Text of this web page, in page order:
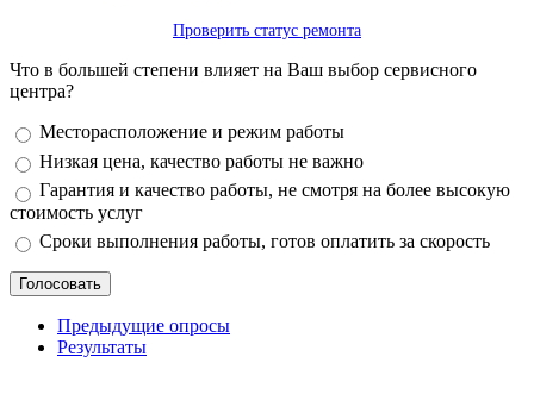
Проверить статус ремонта
Что в большей степени влияет на Ваш выбор сервисного
центра?
Варианты
Месторасположение и режим работы
Низкая цена, качество работы не важно
Гарантия и качество работы, не смотря на более высокую
стоимость услуг
Сроки выполнения работы, готов оплатить за скорость
Предыдущие опросы
Результаты